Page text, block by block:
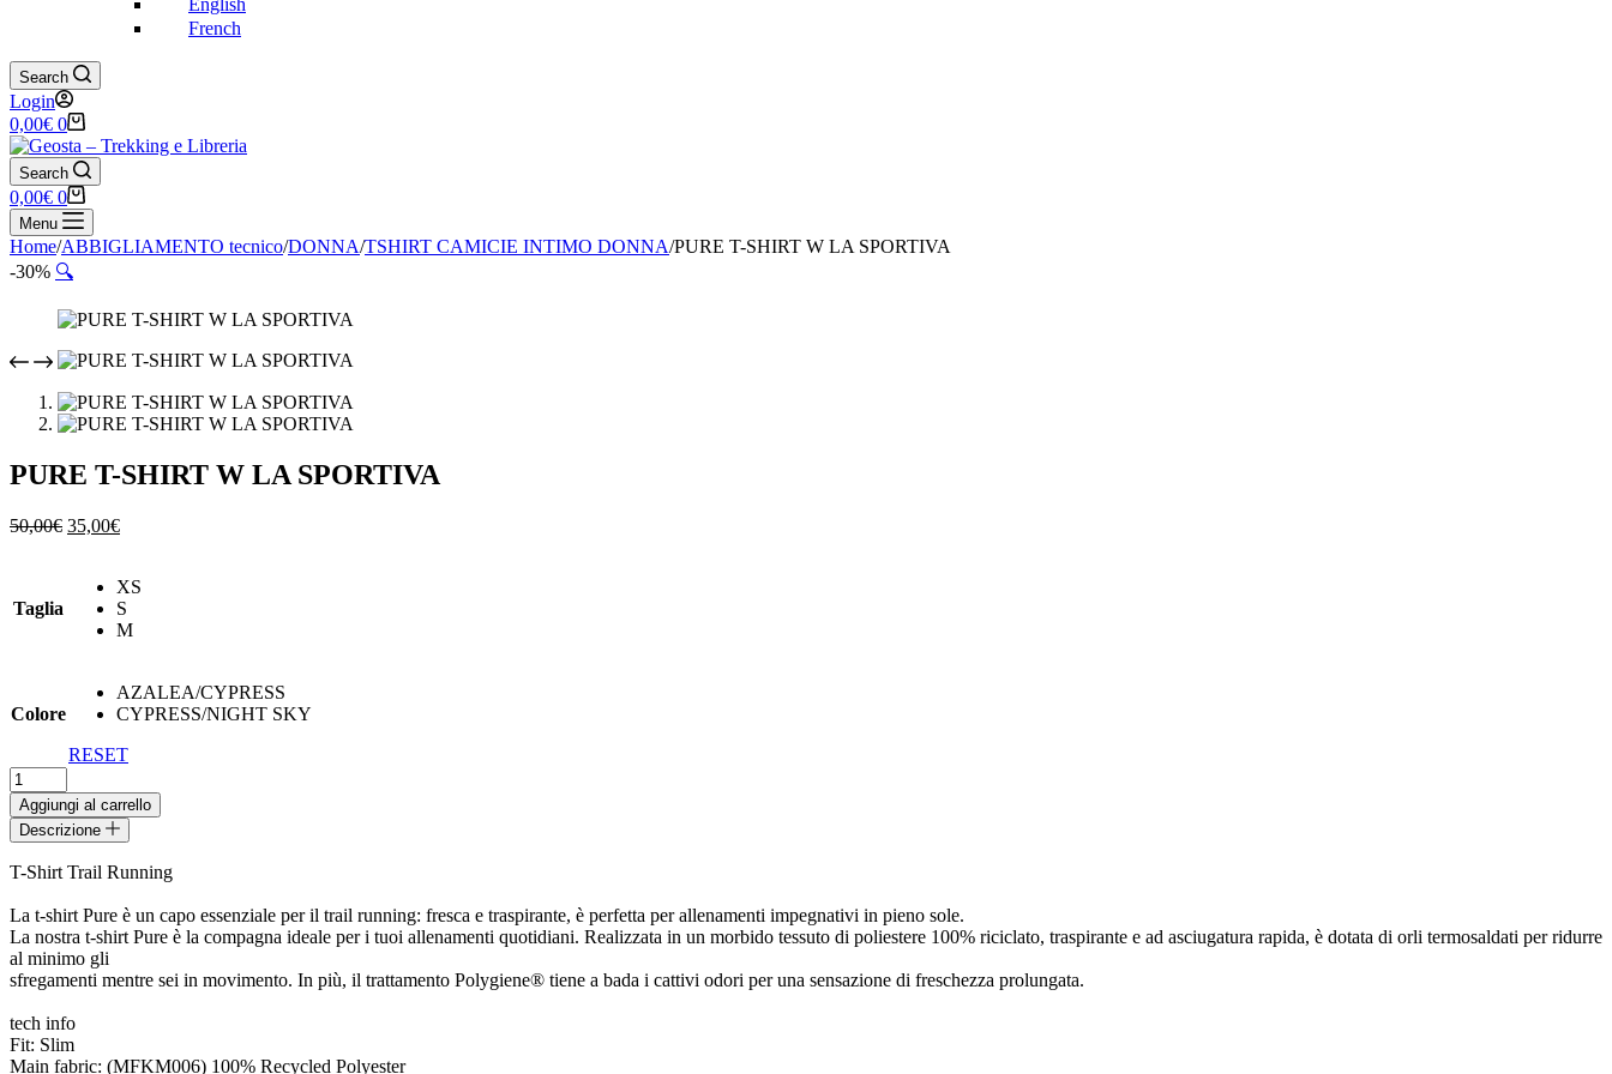
French
Search
Login
Carrello
0,00€ 0
Search
Carrello
0,00€ 0
Menu
Home/ABBIGLIAMENTO tecnico/DONNA/TSHIRT CAMICIE INTIMO DONNA/PURE T-SHIRT W LA SPORTIVA
-30% 🔍
PURE T-SHIRT W LA SPORTIVA
50,00€ Il
50,00€.
35,00€Il
è:
35,00€.
Taglia
XS
S
M
Colore
AZALEA/CYPRESS
CYPRESS/NIGHT SKY
RESET
PURE
T-
SHIRT
W
LA
SPORTIVA
quantità
Aggiungi al carrello
Descrizione
T-Shirt Trail Running
La t-shirt Pure è un capo essenziale per il trail running: fresca e traspirante, è perfetta per allenamenti impegnativi in pieno sole.
La nostra t-shirt Pure è la compagna ideale per i tuoi allenamenti quotidiani. Realizzata in un morbido tessuto di poliestere 100% riciclato, traspirante e ad asciugatura rapida, è dotata di orli termosaldati per ridurre
al minimo gli
sfregamenti mentre sei in movimento. In più, il trattamento Polygiene® tiene a bada i cattivi odori per una sensazione di freschezza prolungata.
tech info
Fit: Slim
Main fabric: (MFKM006) 100% Recycled Polyester